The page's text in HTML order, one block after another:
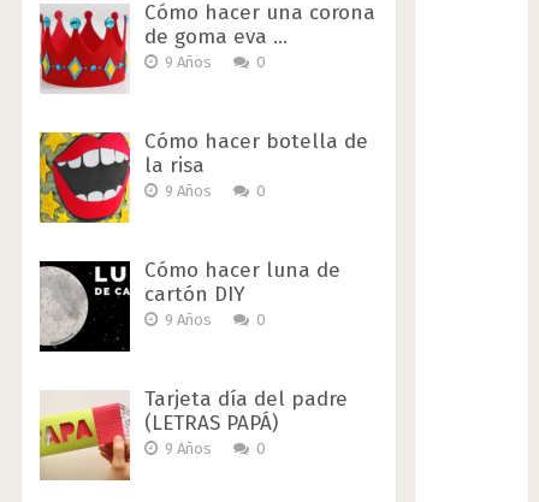
Cómo hacer una corona
de goma eva …
9 Años 0
Cómo hacer botella de
la risa
9 Años 0
Cómo hacer luna de
cartón DIY
9 Años 0
Tarjeta día del padre
(LETRAS PAPÁ)
9 Años 0